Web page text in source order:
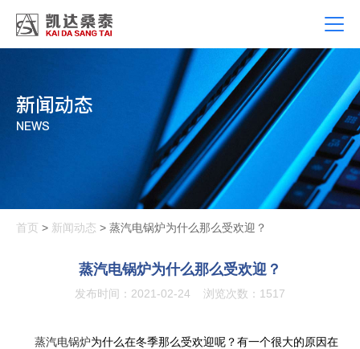
新闻动态
NEWS
首页 > 新闻动态 > 蒸汽电锅炉为什么那么受欢迎？
蒸汽电锅炉为什么那么受欢迎？
发布时间：2021-02-24 浏览次数：1517
蒸汽电锅炉为什么在冬季那么受欢迎呢？有一个很大的原因在